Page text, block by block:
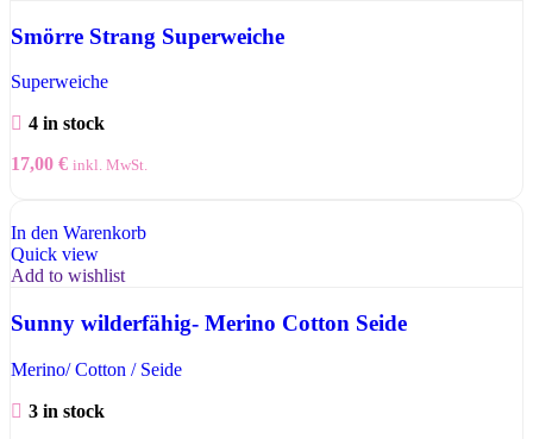
Smörre Strang Superweiche
Superweiche
4 in stock
17,00 € inkl. MwSt.
In den Warenkorb
Quick view
Add to wishlist
Sunny wilderfähig- Merino Cotton Seide
Merino/ Cotton / Seide
3 in stock